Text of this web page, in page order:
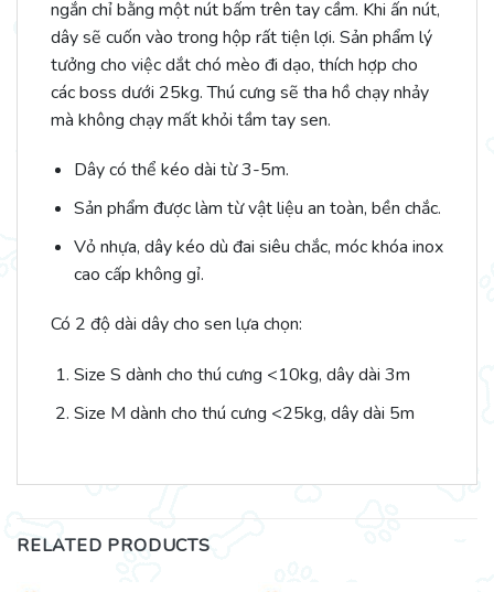
ngắn chỉ bằng một nút bấm trên tay cầm. Khi ấn nút,
dây sẽ cuốn vào trong hộp rất tiện lợi. Sản phẩm lý
tưởng cho việc dắt chó mèo đi dạo, thích hợp cho
các boss dưới 25kg. Thú cưng sẽ tha hồ chạy nhảy
mà không chạy mất khỏi tầm tay sen.
Dây có thể kéo dài từ 3-5m.
Sản phẩm được làm từ vật liệu an toàn, bền chắc.
Vỏ nhựa, dây kéo dù đai siêu chắc, móc khóa inox
cao cấp không gỉ.
Có 2 độ dài dây cho sen lựa chọn:
Size S dành cho thú cưng <10kg, dây dài 3m
Size M dành cho thú cưng <25kg, dây dài 5m
RELATED PRODUCTS